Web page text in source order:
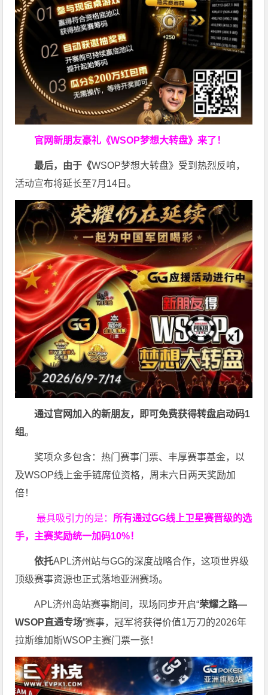
官网新朋友豪礼 《WSOP梦想大转盘》来了！
最后，由于《WSOP梦想大转盘》受到热烈反响，
活动宣布将延长至7月14日。
通过官网加入的新朋友，即可免费获得转盘启动码1
组。
奖项众多包含：热门赛事门票、丰厚赛事基金，以
及WSOP线上金手链席位资格， 周末六日两天奖励加
倍！
最具吸引力的是： 所有通过GG线上卫星赛晋级的选
手，主赛奖励统一加码10%！
依托APL济州站与GG的深度战略合作，这项世界级
顶级赛事资源也正式落地亚洲赛场。
APL济州岛站赛事期间，现场同步开启“荣耀之路—
WSOP直通专场”赛事，冠军将获得价值1万刀的2026年
拉斯维加斯WSOP主赛门票一张！